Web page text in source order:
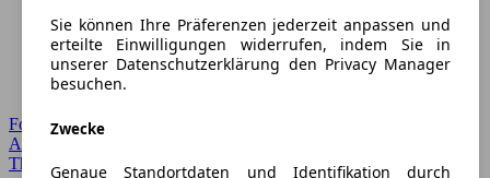
Forum Startseite
Alle Auto-Foren
Themen-Forum
Sie können Ihre Präferenzen jederzeit anpassen und
erteilte Einwilligungen widerrufen, indem Sie in
unserer Datenschutzerklärung den Privacy Manager
besuchen.
Zwecke
Genaue Standortdaten und Identifikation durch